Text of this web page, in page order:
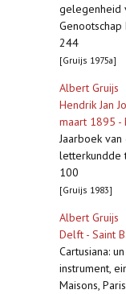
gelegenheid
244
[Gruijs 1975a]
Albert Gruijs
Hendrik Jan
maart 1895 -
Jaarboek
letterkundde
100
[Gruijs 1983]
Albert Gruijs
Delft - Saint
Cartusiana:
instrument,
Maisons,